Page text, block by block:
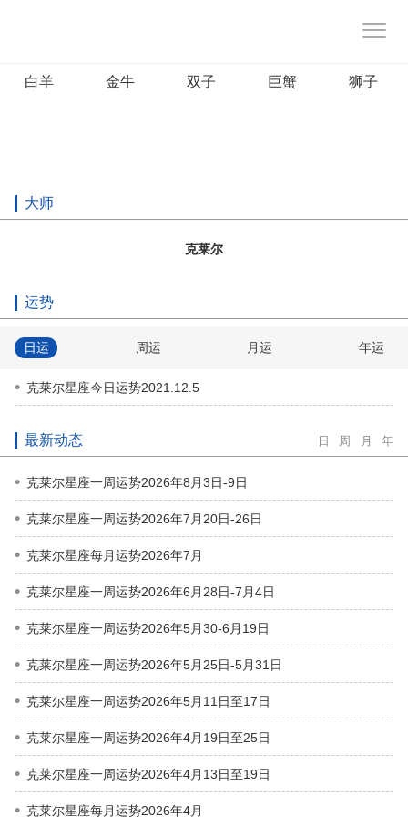
白羊 金牛 双子 巨蟹 狮子
大师
克莱尔
运势
日运 周运 月运 年运
克莱尔星座今日运势2021.12.5
最新动态 日 周 月 年
克莱尔星座一周运势2026年8月3日-9日
克莱尔星座一周运势2026年7月20日-26日
克莱尔星座每月运势2026年7月
克莱尔星座一周运势2026年6月28日-7月4日
克莱尔星座一周运势2026年5月30-6月19日
克莱尔星座一周运势2026年5月25日-5月31日
克莱尔星座一周运势2026年5月11日至17日
克莱尔星座一周运势2026年4月19日至25日
克莱尔星座一周运势2026年4月13日至19日
克莱尔星座每月运势2026年4月